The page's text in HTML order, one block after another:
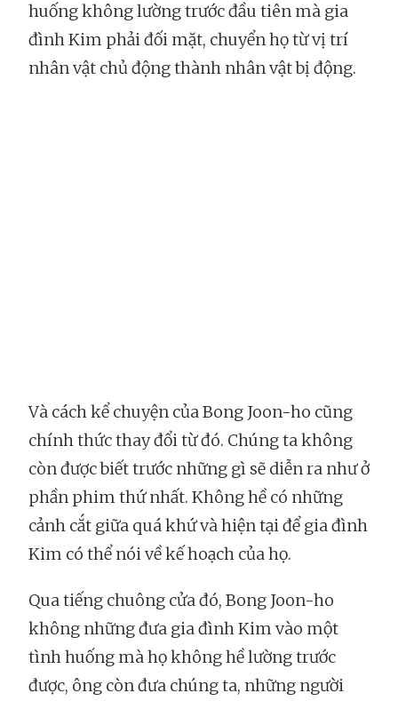
huống không lường trước đầu tiên mà gia
đình Kim phải đối mặt, chuyển họ từ vị trí
nhân vật chủ động thành nhân vật bị động.
Và cách kể chuyện của Bong Joon-ho cũng
chính thức thay đổi từ đó. Chúng ta không
còn được biết trước những gì sẽ diễn ra như ở
phần phim thứ nhất. Không hề có những
cảnh cắt giữa quá khứ và hiện tại để gia đình
Kim có thể nói về kế hoạch của họ.
Qua tiếng chuông cửa đó, Bong Joon-ho
không những đưa gia đình Kim vào một
tình huống mà họ không hề lường trước
được, ông còn đưa chúng ta, những người